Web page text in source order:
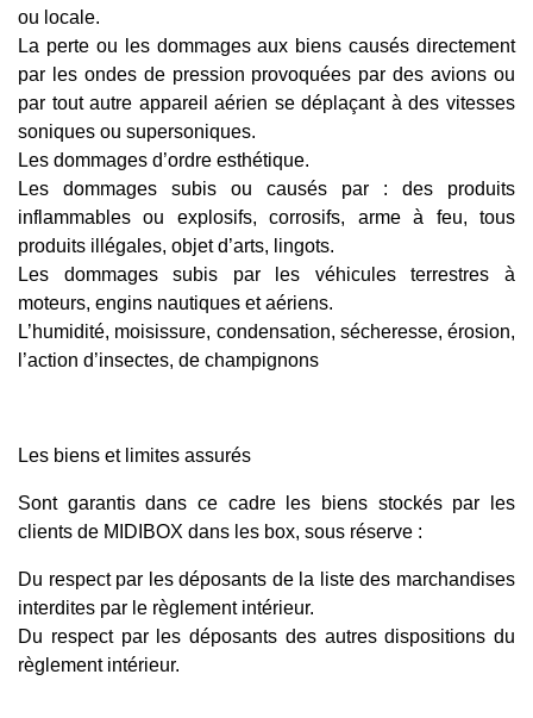
ou locale.
La perte ou les dommages aux biens causés directement
par les ondes de pression provoquées par des avions ou
par tout autre appareil aérien se déplaçant à des vitesses
soniques ou supersoniques.
Les dommages d’ordre esthétique.
Les dommages subis ou causés par : des produits
inflammables ou explosifs, corrosifs, arme à feu, tous
produits illégales, objet d’arts, lingots.
Les dommages subis par les véhicules terrestres à
moteurs, engins nautiques et aériens.
L’humidité, moisissure, condensation, sécheresse, érosion,
l’action d’insectes, de champignons
Les biens et limites assurés
Sont garantis dans ce cadre les biens stockés par les
clients de MIDIBOX dans les box, sous réserve :
Du respect par les déposants de la liste des marchandises
interdites par le règlement intérieur.
Du respect par les déposants des autres dispositions du
règlement intérieur.